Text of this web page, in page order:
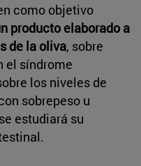
como objetivo
producto elaborado a
de la oliva, sobre
el síndrome
los niveles de
sobrepeso u
estudiará su